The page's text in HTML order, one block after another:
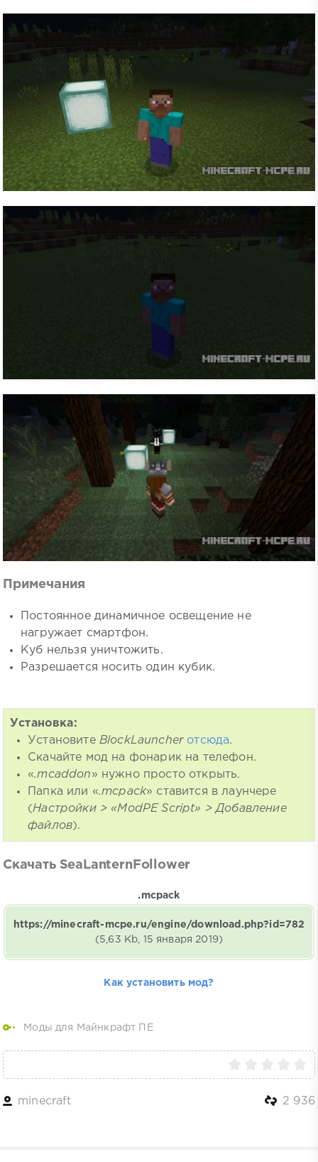
Примечания
Постоянное динамичное освещение не
нагружает смартфон.
Куб нельзя уничтожить.
Разрешается носить один кубик.
Установка:
Установите BlockLauncher отсюда.
Скачайте мод на фонарик на телефон.
«.mcaddon » нужно просто открыть.
Папка или «.mcpack» ставится в лаунчере
(Настройки > «ModPE Script» > Добавление
файлов).
Скачать SeaLanternFollower
.mcpack
https://minecraft-mcpe.ru/engine/download.php?id=782
(5,63 Kb, 15 января 2019)
Как установить мод?
Моды для Майнкрафт ПЕ
minecraft 2 936